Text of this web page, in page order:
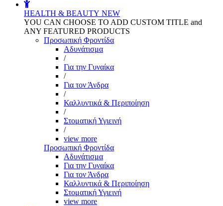
HEALTH & BEAUTY NEW
YOU CAN CHOOSE TO ADD CUSTOM TITLE and
ANY FEATURED PRODUCTS
Προσωπική Φροντίδα
Αδυνάτισμα
/
Για την Γυναίκα
/
Για τον Άνδρα
/
Καλλυντικά & Περιποίηση
/
Στοματική Υγιεινή
/
view more
Προσωπική Φροντίδα
Αδυνάτισμα
Για την Γυναίκα
Για τον Άνδρα
Καλλυντικά & Περιποίηση
Στοματική Υγιεινή
view more